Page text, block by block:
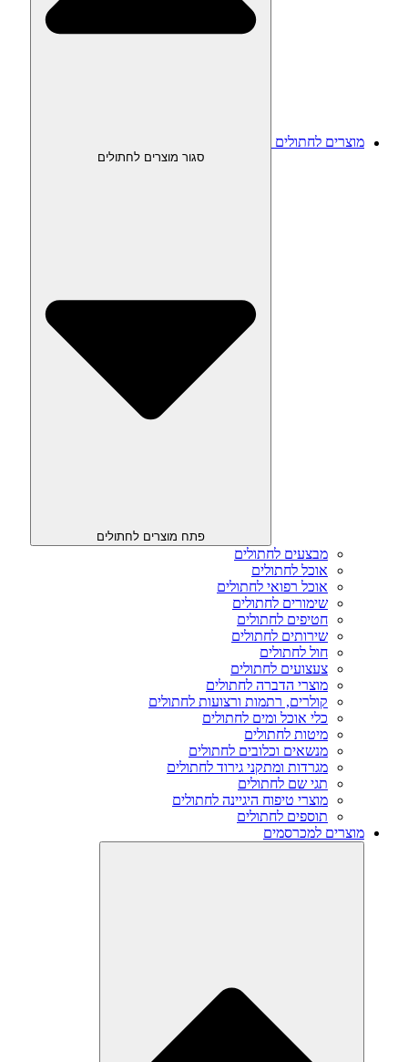
מוצרים לחתולים
סגור מוצרים לחתולים
פתח מוצרים לחתולים
מבצעים לחתולים
אוכל לחתולים
אוכל רפואי לחתולים
שימורים לחתולים
חטיפים לחתולים
שירותים לחתולים
חול לחתולים
צעצועים לחתולים
מוצרי הדברה לחתולים
קולרים, רתמות ורצועות לחתולים
כלי אוכל ומים לחתולים
מיטות לחתולים
מנשאים וכלובים לחתולים
מגרדות ומתקני גירוד לחתולים
תגי שם לחתולים
מוצרי טיפוח היגיינה לחתולים
תוספים לחתולים
מוצרים למכרסמים